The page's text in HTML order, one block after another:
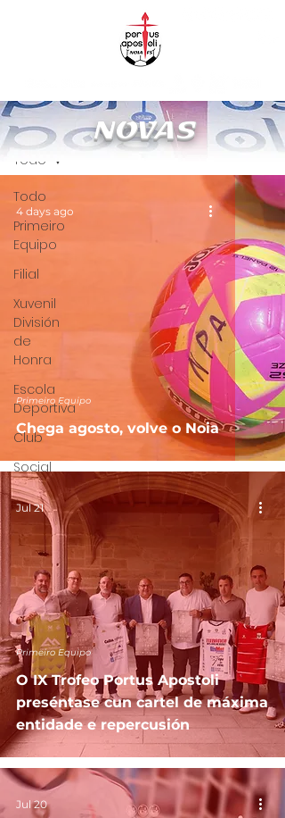
NOVAS
Todo
Primeiro
Equipo
Filial
Xuvenil
División
de
Honra
Escola
Deportiva
Club
Social
Todo
Chega agosto, volve o Noia
Primeiro Equipo
4 days ago
O IX Trofeo Portus Apostoli
preséntase cun cartel de máxima
entidade e repercusión
Primeiro Equipo
Jul 21
Jul 20
NOVAS